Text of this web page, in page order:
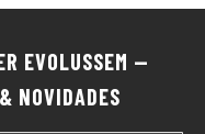
EVOLUSSEM —
NOVIDADES